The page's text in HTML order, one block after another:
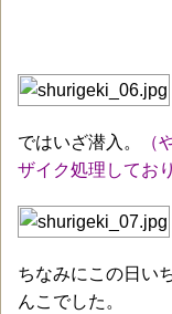
ではいざ潜入。
（
ザイク処理してお
ちなみにこの日い
んこでした。